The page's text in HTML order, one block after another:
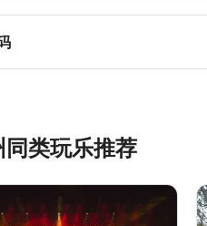
，确保礼仪、剧情符合史实
同类玩乐推荐